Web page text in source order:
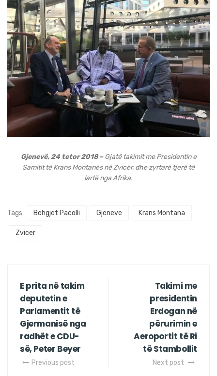
Gjenevë, 24 tetor 2018 –Gjatë takimit me Presidentin e
Samitit të Krans Montanës në Zvicër, dhe zyrtarë tjerë të
lartë nga Afrika.
Tags: Behgjet Pacolli Gjeneve Krans Montana
Zvicer
E prita në takim
deputetin e
Parlamentit të
Gjermanisë nga
radhët e CDU-
së, Peter Beyer
Previous post
Takimi me
presidentin
Erdogan në
përurimin e
Aeroportit të Ri
të Stambollit
Next post